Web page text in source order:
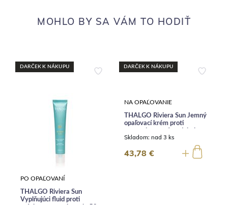
MOHLO BY SA VÁM TO HODIŤ
DARČEK K NÁKUPU
PO OPAĽOVANÍ
THALGO Riviera Sun
Vyplňujúci fluid proti
DARČEK K NÁKUPU